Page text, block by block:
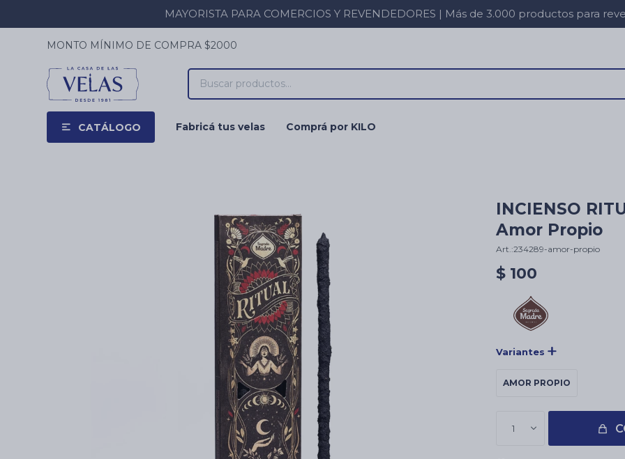
MAYORISTA PARA COMERCIOS Y REVENDEDORES | Más de 3.000 productos para
CATÁLOGO Fabricá tus velas Comprá por KILO
MONTO MÍNIMO DE COMPRA $2000
INCIENSO
Amor Propio
234289-amor-propio
$ 100
Variantes
AMOR PROPIO
1